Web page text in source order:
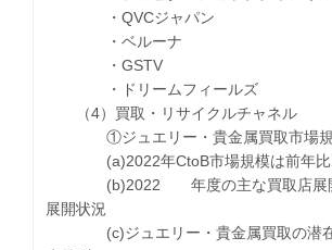
・QVCジャパン
・ベルーナ
・GSTV
・ドリームフィールズ
（4）買取・リサイクルチャネル
①ジュエリー・貴金属買取市場
(a)2022年CtoB市場規模は前年比
(b)2022 年度の主な買取店展開
展開状況
(c)ジュエリー・貴金属買取の潜在